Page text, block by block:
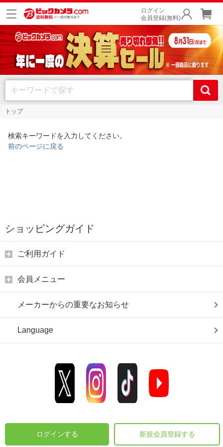
ログイン
会員登録(無料)
トップ
検索キーワードを入力してください。
前のページに戻る
ショッピングガイド
ご利用ガイド
会員メニュー
メーカーからの重要なお知らせ
Language
ログインする 新規会員登録する